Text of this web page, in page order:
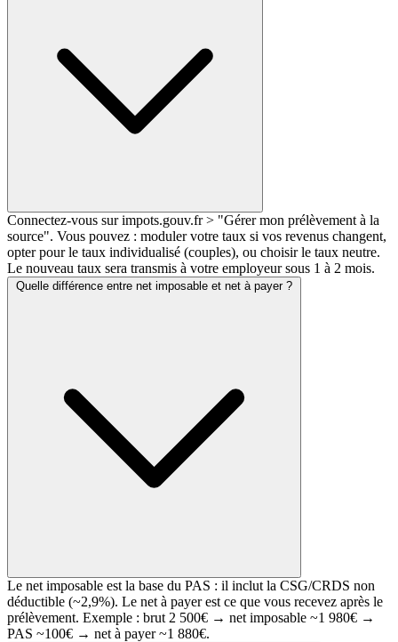
Connectez-vous sur impots.gouv.fr > "Gérer mon prélèvement à la
source". Vous pouvez : moduler votre taux si vos revenus changent,
opter pour le taux individualisé (couples), ou choisir le taux neutre.
Le nouveau taux sera transmis à votre employeur sous 1 à 2 mois.
Quelle différence entre net imposable et net à payer ?
Le net imposable est la base du PAS : il inclut la CSG/CRDS non
déductible (~2,9%). Le net à payer est ce que vous recevez après le
prélèvement. Exemple : brut 2 500€ → net imposable ~1 980€ →
PAS ~100€ → net à payer ~1 880€.